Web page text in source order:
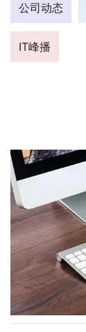
公司动态
IT峰播